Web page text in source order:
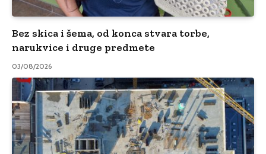
Bez skica i šema, od konca stvara torbe,
narukvice i druge predmete
03/08/2026